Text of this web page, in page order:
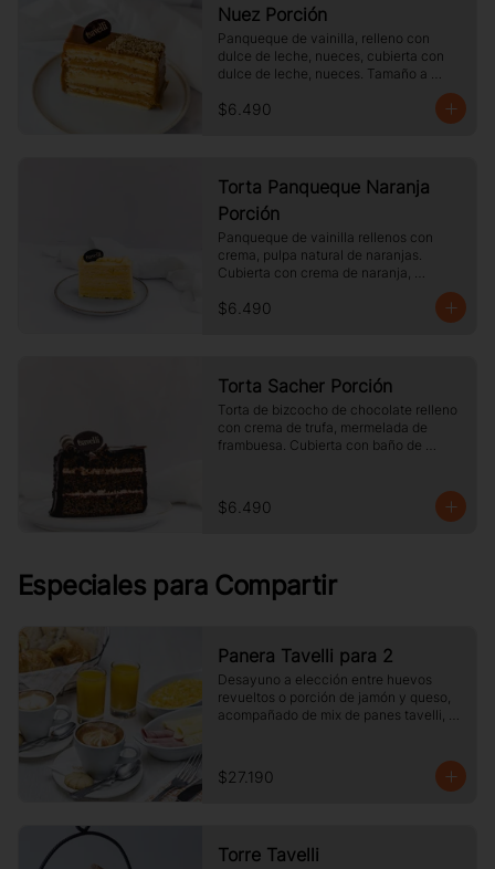
Nuez Porción
Panqueque de vainilla, relleno con
dulce de leche, nueces, cubierta con
dulce de leche, nueces. Tamaño a
$6.490
Torta Panqueque Naranja
Porción
Panqueque de vainilla rellenos con
crema, pulpa natural de naranjas.
Cubierta con crema de naranja,
$6.490
Torta Sacher Porción
Torta de bizcocho de chocolate relleno
con crema de trufa, mermelada de
frambuesa. Cubierta con baño de
$6.490
Especiales para Compartir
Panera Tavelli para 2
Desayuno a elección entre huevos
revueltos o porción de jamón y queso,
acompañado de mix de panes tavelli,
y dos café o té a elección
$27.190
Torre Tavelli